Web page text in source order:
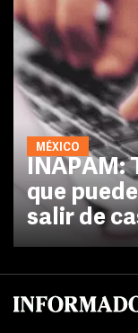
MÉXICO
INAPAM:
que
salir de